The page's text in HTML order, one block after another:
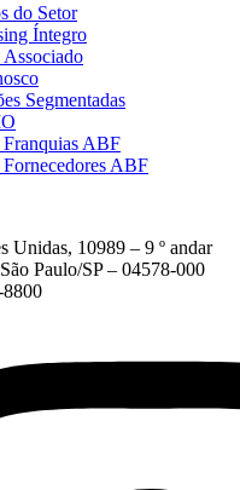
do Setor
Íntegro
Associado
Segmentadas
ABF
ABF
Unidas, 10989 – 9 º andar
Paulo/SP – 04578-000